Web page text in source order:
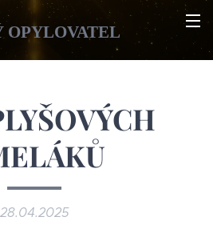
OPYLOVATEL
28.04.2025